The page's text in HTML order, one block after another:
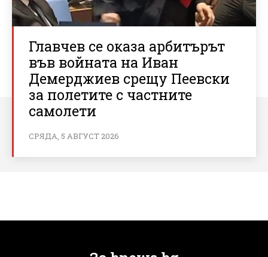
Главчев се оказа арбитърът
във войната на Иван
Демерджиев срещу Пеевски
за полетите с частните
самолети
СРЯДА, 5 АВГУСТ 2026